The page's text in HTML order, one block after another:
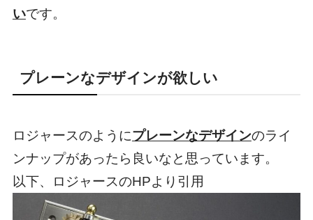
いです。
プレーンなデザインが欲しい
ロジャースのようにプレーンなデザインのライ
ンナップがあったら良いなと思っています。
以下、ロジャースのHPより引用